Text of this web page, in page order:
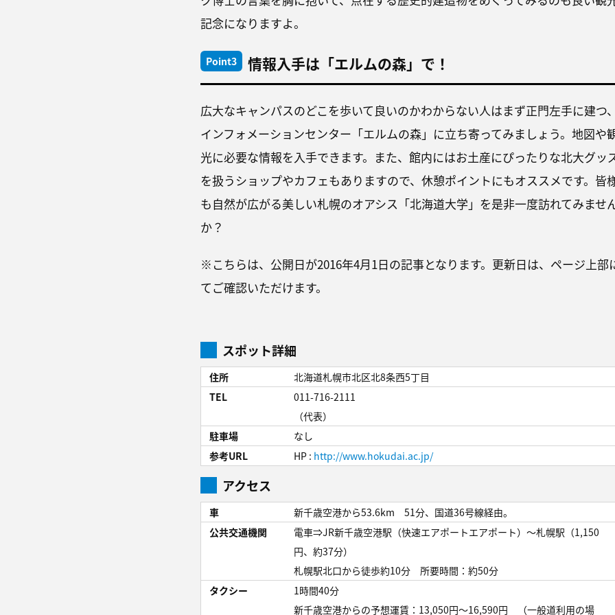
記念になりますよ。
Point3 情報入手は「エルムの森」で！
広大なキャンパスのどこを歩いて良いのかわからない人はまず正門左手に建つ、
インフォメーションセンター「エルムの森」に立ち寄ってみましょう。地図や
光に必要な情報を入手できます。また、館内にはお土産にぴったりな北大グッ
を扱うショップやカフェもありますので、休憩ポイントにもオススメです。皆
も自然が広がる美しい札幌のオアシス「北海道大学」を是非一度訪れてみませ
か？
※こちらは、公開日が2016年4月1日の記事となります。更新日は、ページ上部
てご確認いただけます。
スポット詳細
住所
北海道札幌市北区北8条西5丁目
TEL
011-716-2111
（代表）
駐車場
なし
参考URL
HP : http://www.hokudai.ac.jp/
アクセス
車
新千歳空港から53.6km 51分、国道36号線経由。
公共交通機関
電車⇒JR新千歳空港駅（快速エアポートエアポート）～札幌駅（1,150
円、約37分）
札幌駅北口から徒歩約10分 所要時間：約50分
タクシー
1時間40分
新千歳空港からの予想運賃：13,050円～16,590円 （一般道利用の場